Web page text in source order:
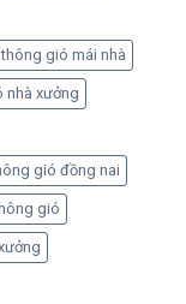
gió mái nhà
nhà xưởng
gió đồng nai
gió